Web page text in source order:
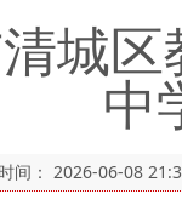
城
中
间： 2026-06-08